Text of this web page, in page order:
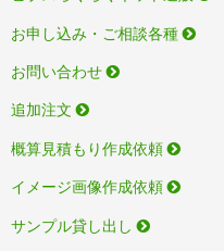
お申し込み・ご相談各種
お問い合わせ
追加注文
概算見積もり作成依頼
イメージ画像作成依頼
サンプル貸し出し